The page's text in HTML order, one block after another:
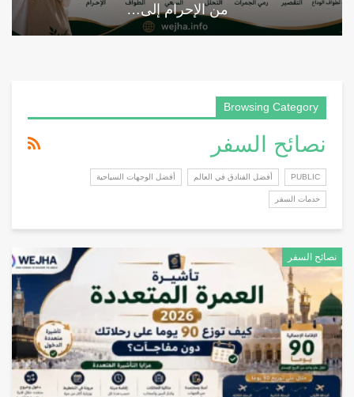
من الإحرام إلى…
Browsing Category
نصائح السفر
PUBLIC أفضل الفنادق في العالم أفضل الوجهات السياحية
خدمات السفر
نصائح السفر